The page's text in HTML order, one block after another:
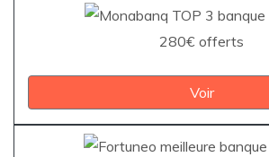
280€ offerts
Voir